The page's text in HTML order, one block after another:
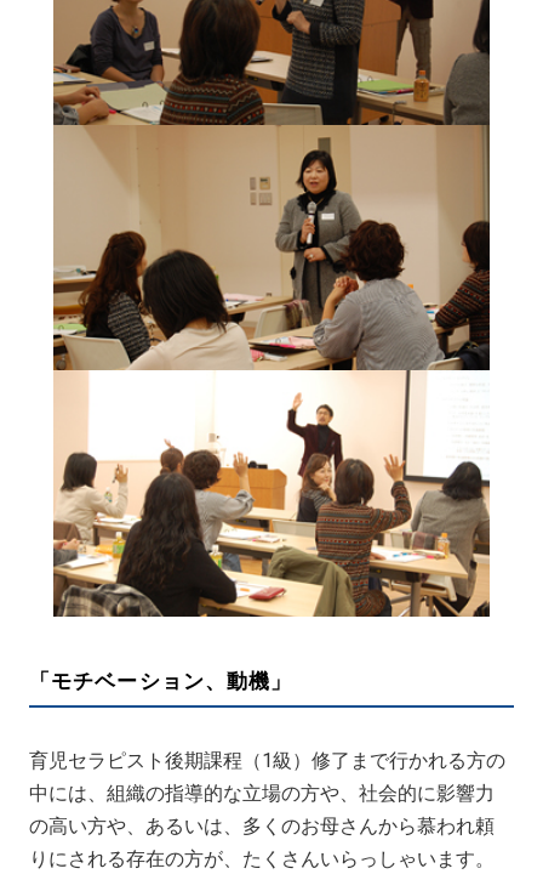
「モチベーション、動機」
育児セラピスト後期課程（1級）修了まで行かれる方の
中には、組織の指導的な立場の方や、社会的に影響力
の高い方や、あるいは、多くのお母さんから慕われ頼
りにされる存在の方が、たくさんいらっしゃいます。